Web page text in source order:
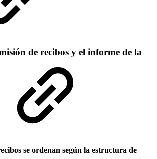
de recibos y el informe de la
se ordenan según la estructura de